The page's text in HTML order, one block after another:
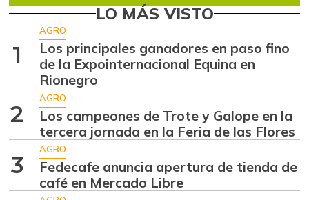
LO MÁS VISTO
1
AGRO
Los principales ganadores en paso fino
de la Expointernacional Equina en
Rionegro
2
AGRO
Los campeones de Trote y Galope en la
tercera jornada en la Feria de las Flores
3
AGRO
Fedecafe anuncia apertura de tienda de
café en Mercado Libre